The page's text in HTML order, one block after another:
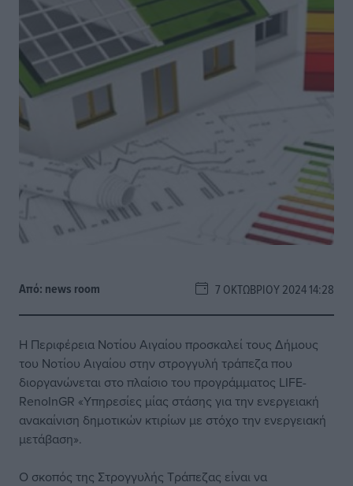
Από: news room 7 ΟΚΤΩΒΡΊΟΥ 2024 14:28
Η Περιφέρεια Νοτίου Αιγαίου προσκαλεί τους Δήμους
του Νοτίου Αιγαίου στην στρογγυλή τράπεζα που
διοργανώνεται στο πλαίσιο του προγράμματος LIFE-
RenoInGR «Υπηρεσίες μίας στάσης για την ενεργειακή
ανακαίνιση δημοτικών κτιρίων με στόχο την ενεργειακή
μετάβαση».
Ο σκοπός της Στρογγυλής Τράπεζας είναι να